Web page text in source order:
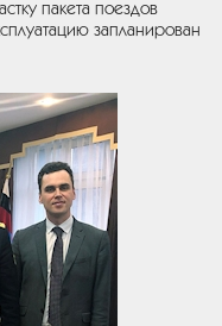
пакета поездов
запланирован